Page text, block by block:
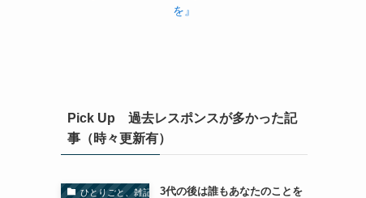
を』
Pick Up 過去レスポンスが多かった記
事（時々更新有）
ひとりごと、雑記
3代の後は誰もあなたのことを